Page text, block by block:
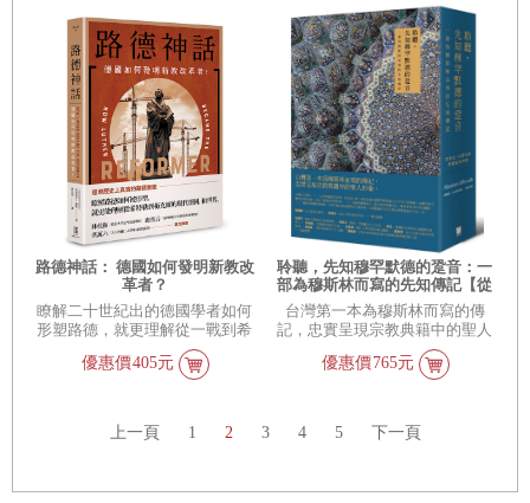
路德神話： 德國如何發明新教改
革者？
瞭解二十世紀出的德國學者如何
形塑路德，就更理解從一戰到希
特勒崛起，現代的德國和世界。
優惠價405元
聆聽，先知穆罕默德的跫音：一
部為穆斯林而寫的先知傳記【從
出生、公開宣教，到前往麥地
那】（典藏書盒第一、二冊不分
售）
台灣第一本為穆斯林而寫的傳
記，忠實呈現宗教典籍中的聖人
優惠價765元
上一頁 1 2 3 4 5 下一頁